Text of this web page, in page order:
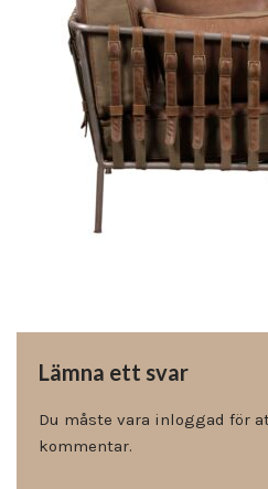
Lämna ett svar
Du måste vara inloggad för
kommentar.